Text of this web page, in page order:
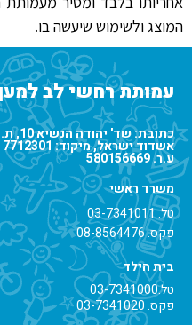
המוצג ולשימוש שיעשה בו.
עמותת רחשי לב
כתובת: שד' יהודה הנשיא 10, ת.ד. 2411
אשדוד ישראל, מיקוד: 7712301
ע.ר. 580156669
משרד ראשי
טל.03-7341011
פקס. 08-8564476
בית הילד
טל.03-7341000
פקס. 03-7341020